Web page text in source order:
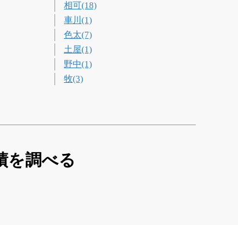
相可(18)
車川(1)
色太(7)
土屋(1)
野中(1)
牧(3)
を調べる